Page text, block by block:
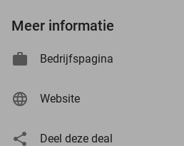
Meer informatie
Bedrijfspagina
Website
Deel deze deal